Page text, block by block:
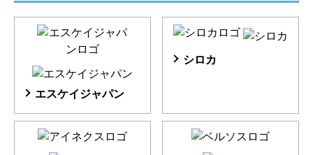
エスケイジャパン
シロカ